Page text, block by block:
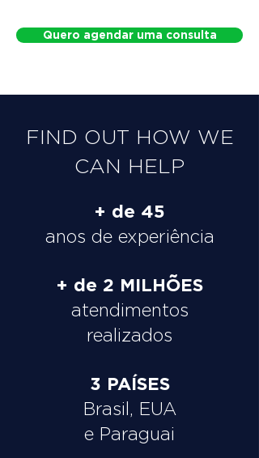
Quero agendar uma consulta
FIND OUT HOW WE
CAN HELP
+ de 45
anos de experiência
+ de 2 MILHÕES
atendimentos
realizados
3 PAÍSES
Brasil, EUA
e Paraguai